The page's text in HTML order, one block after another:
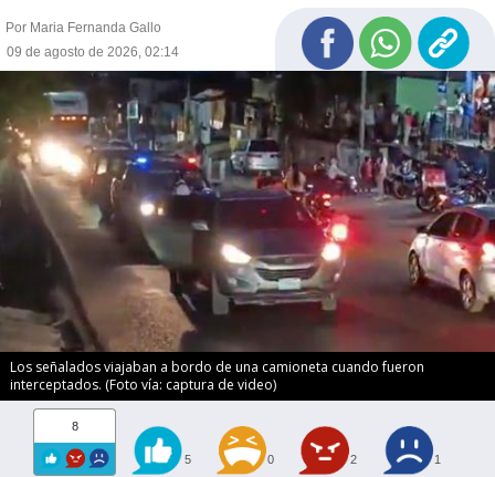
Por Maria Fernanda Gallo
09 de agosto de 2026, 02:14
Los señalados viajaban a bordo de una camioneta cuando fueron
interceptados. (Foto vía: captura de video)
8
5 0 2 1